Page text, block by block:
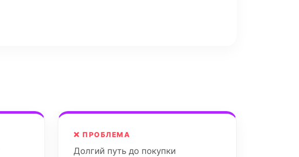
❌ ПРОБЛЕМА
Долгий путь до покупки